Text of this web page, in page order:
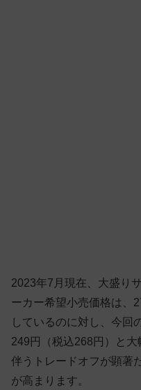
2023年7月現在、大盛り
ーカー希望小売価格は、
しているのに対し、今回
249円（税込268円）と
伴うトレードオフが顕著
が高まります。